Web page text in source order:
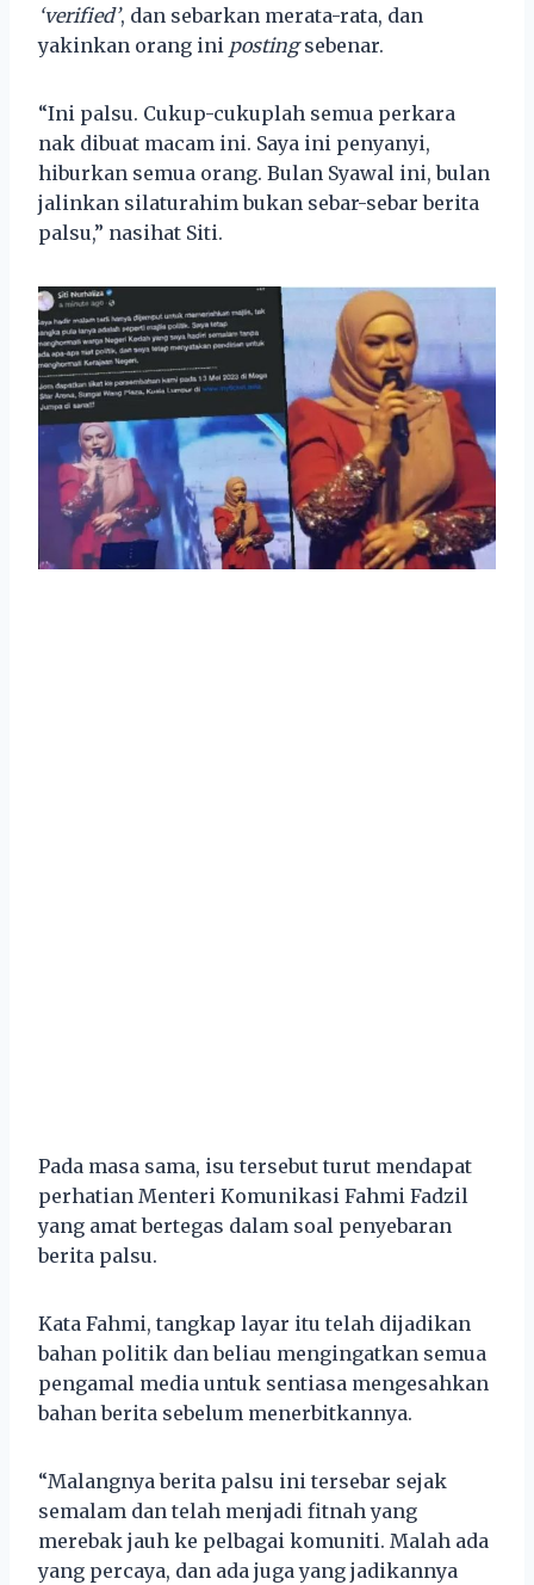
‘verified’, dan sebarkan merata-rata, dan
yakinkan orang ini postingsebenar.
“Ini palsu. Cukup-cukuplah semua perkara
nak dibuat macam ini. Saya ini penyanyi,
hiburkan semua orang. Bulan Syawal ini, bulan
jalinkan silaturahim bukan sebar-sebar berita
palsu,” nasihat Siti.
Pada masa sama, isu tersebut turut mendapat
perhatian Menteri Komunikasi Fahmi Fadzil
yang amat bertegas dalam soal penyebaran
berita palsu.
Kata Fahmi, tangkap layar itu telah dijadikan
bahan politik dan beliau mengingatkan semua
pengamal media untuk sentiasa mengesahkan
bahan berita sebelum menerbitkannya.
“Malangnya berita palsu ini tersebar sejak
semalam dan telah menjadi fitnah yang
merebak jauh ke pelbagai komuniti. Malah ada
yang percaya, dan ada juga yang jadikannya